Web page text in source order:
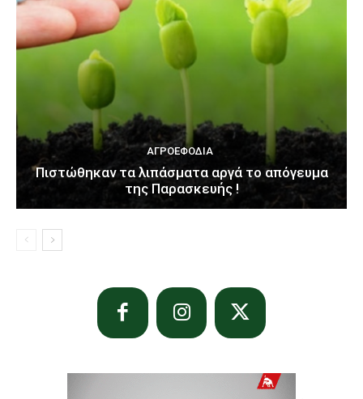
ΑΓΡΟΕΦΌΔΙΑ
Πιστώθηκαν τα λιπάσματα αργά το απόγευμα
της Παρασκευής !